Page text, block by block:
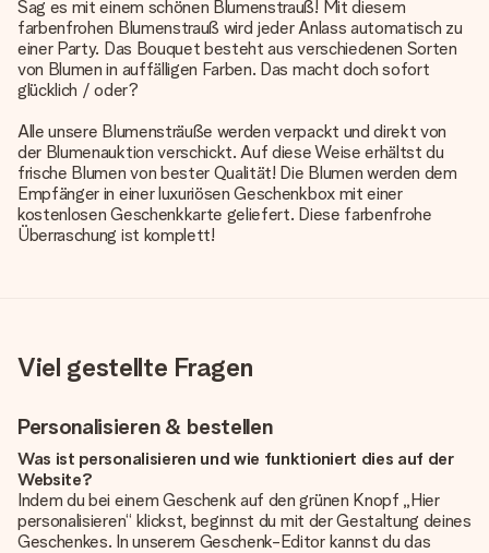
Sag es mit einem schönen Blumenstrauß! Mit diesem
farbenfrohen Blumenstrauß wird jeder Anlass automatisch zu
einer Party. Das Bouquet besteht aus verschiedenen Sorten
von Blumen in auffälligen Farben. Das macht doch sofort
glücklich / oder?
Alle unsere Blumensträuße werden verpackt und direkt von
der Blumenauktion verschickt. Auf diese Weise erhältst du
frische Blumen von bester Qualität! Die Blumen werden dem
Empfänger in einer luxuriösen Geschenkbox mit einer
kostenlosen Geschenkkarte geliefert. Diese farbenfrohe
Überraschung ist komplett!
Viel gestellte Fragen
Personalisieren & bestellen
Was ist personalisieren und wie funktioniert dies auf der
Website?
Indem du bei einem Geschenk auf den grünen Knopf „Hier
personalisieren“ klickst, beginnst du mit der Gestaltung deines
Geschenkes. In unserem Geschenk-Editor kannst du das